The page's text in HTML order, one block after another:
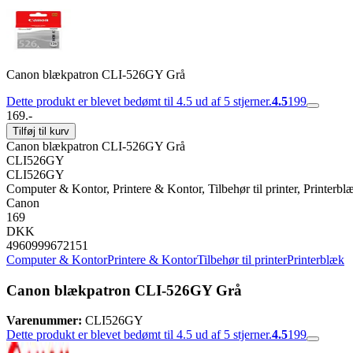
Canon blækpatron CLI-526GY Grå
Dette produkt er blevet bedømt til 4.5 ud af 5 stjerner.4.5199
169.-
Tilføj til kurv
Canon blækpatron CLI-526GY Grå
CLI526GY
CLI526GY
Computer & Kontor, Printere & Kontor, Tilbehør til printer,
Canon
169
DKK
4960999672151
Computer & KontorPrintere & KontorTilbehør til printerPrinterblæk
Canon blækpatron CLI-526GY Grå
Varenummer: CLI526GY
Dette produkt er blevet bedømt til 4.5 ud af 5 stjerner.4.5199